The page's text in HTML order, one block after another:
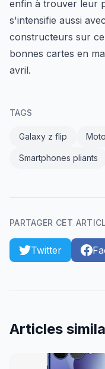
enfin à trouver leur
s'intensifie aussi
constructeurs sur
bonnes cartes en
avril.
TAGS
Galaxy z flip
Smartphones pliants
PARTAGER CET
Twitter
Articles